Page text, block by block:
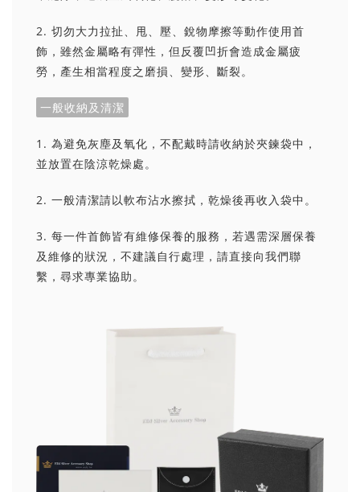
2. 切勿大力拉扯、甩、壓、銳物摩擦等動作使用首
飾，雖然金屬略有彈性，但反覆凹折會造成金屬疲
勞，產生相當程度之磨損、變形、斷裂。
一般收納及清潔
1. 為避免灰塵及氧化，不配戴時請收納於夾鍊袋中，
並放置在陰涼乾燥處。
2. 一般清潔請以軟布沾水擦拭，乾燥後再收入袋中。
3. 每一件首飾皆有維修保養的服務，若遇需深層保養
及維修的狀況，不建議自行處理，請直接向我們聯
繫，尋求專業協助。